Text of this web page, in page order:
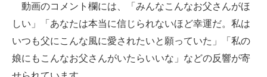
動画のコメント欄には、「みんなこんなお父さんがほ
しい」「あなたは本当に信じられないほど幸運だ。私は
いつも父にこんな風に愛されたいと願っていた」「私の
娘にもこんなお父さんがいたらいいな」などの反響が寄